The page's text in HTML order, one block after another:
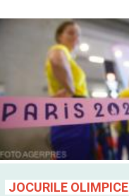
JOCURILE OLIMPICE